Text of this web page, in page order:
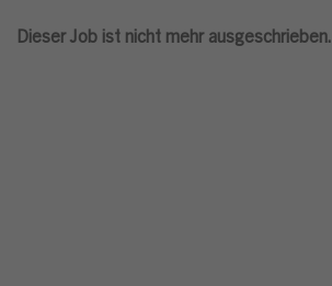
Dieser Job ist nicht mehr ausgeschrieben.